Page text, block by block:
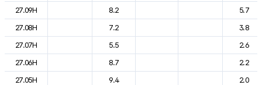
27.09H
8.2
5.7
27.08H
7.2
3.8
27.07H
5.5
2.6
27.06H
8.7
2.2
27.05H
9.4
2.0